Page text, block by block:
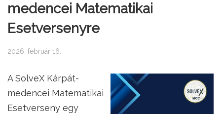
medencei Matematikai
Esetversenyre
2026. február 16.
A SolveX Kárpát-
medencei Matematikai
Esetverseny egy